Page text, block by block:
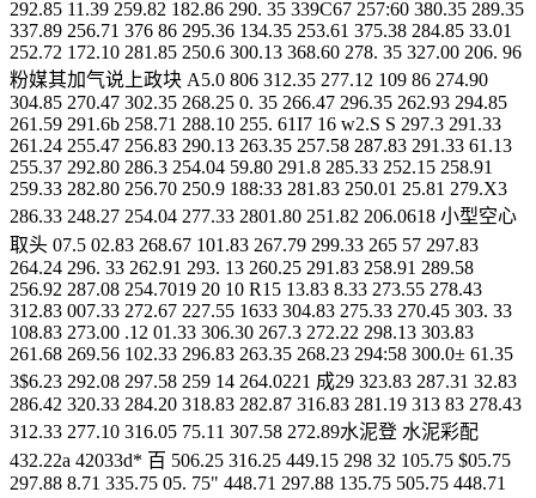
292.85 11.39 259.82 182.86 290. 35 339C67 257:60 380.35 289.35
337.89 256.71 376 86 295.36 134.35 253.61 375.38 284.85 33.01
252.72 172.10 281.85 250.6 300.13 368.60 278. 35 327.00 206. 96
粉媒其加气说上政块 A5.0 806 312.35 277.12 109 86 274.90
304.85 270.47 302.35 268.25 0. 35 266.47 296.35 262.93 294.85
261.59 291.6b 258.71 288.10 255. 61I7 16 w2.S S 297.3 291.33
261.24 255.47 256.83 290.13 263.35 257.58 287.83 291.33 61.13
255.37 292.80 286.3 254.04 59.80 291.8 285.33 252.15 258.91
259.33 282.80 256.70 250.9 188:33 281.83 250.01 25.81 279.X3
286.33 248.27 254.04 277.33 2801.80 251.82 206.0618 小型空心
取头 07.5 02.83 268.67 101.83 267.79 299.33 265 57 297.83
264.24 296. 33 262.91 293. 13 260.25 291.83 258.91 289.58
256.92 287.08 254.7019 20 10 R15 13.83 8.33 273.55 278.43
312.83 007.33 272.67 227.55 1633 304.83 275.33 270.45 303. 33
108.83 273.00 .12 01.33 306.30 267.3 272.22 298.13 303.83
261.68 269.56 102.33 296.83 263.35 268.23 294:58 300.0± 61.35
3$6.23 292.08 297.58 259 14 264.0221 成29 323.83 287.31 32.83
286.42 320.33 284.20 318.83 282.87 316.83 281.19 313 83 278.43
312.33 277.10 316.05 75.11 307.58 272.89水泥登 水泥彩配
432.22a 42033d* 百 506.25 316.25 449.15 298 32 105.75 $05.75
297.88 8.71 335.75 05. 75" 448.71 297.88 135.75 505.75 448.71